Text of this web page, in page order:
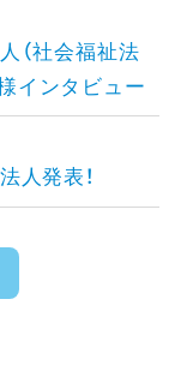
（社会福祉法
インタビュー
人発表！